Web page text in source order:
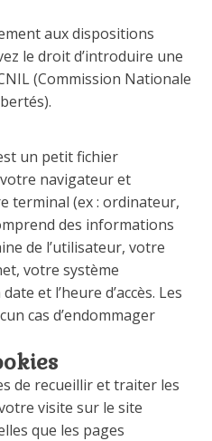
aux dispositions
le droit d’introduire une
(Commission Nationale
un petit fichier
navigateur et
terminal (ex : ordinateur,
des informations
de l’utilisateur, votre
votre système
et l’heure d’accès. Les
cas d’endommager
de recueillir et traiter les
visite sur le site
que les pages